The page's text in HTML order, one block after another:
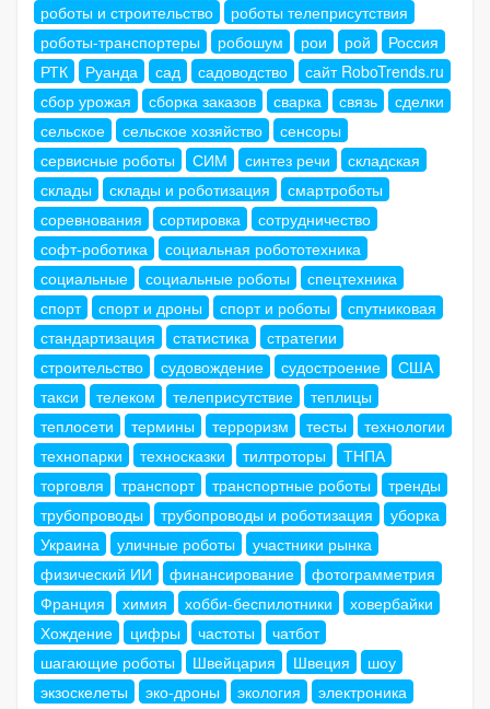
роботы и строительство
роботы телеприсутствия
роботы-транспортеры
робошум рои рой
Россия
РТК
Руанда сад садоводство
сайт RoboTrends.ru
сбор урожая
сборка заказов сварка связь
сделки
сельское
сельское хозяйство
сенсоры
сервисные роботы
СИМ синтез речи
складская
склады
склады и роботизация
смартроботы
соревнования
сортировка
сотрудничество
софт-роботика
социальная робототехника
социальные
социальные роботы
спецтехника
спорт
спорт и дроны спорт и роботы
спутниковая
стандартизация
статистика
стратегии
строительство
судовождение судостроение
США
такси
телеком телеприсутствие
теплицы
теплосети
термины терроризм тесты
технологии
технопарки
техносказки тилтроторы
ТНПА
торговля
транспорт транспортные роботы
тренды
трубопроводы
трубопроводы и роботизация
уборка
Украина
уличные роботы
участники рынка
физический ИИ
финансирование
фотограмметрия
Франция
химия хобби-беспилотники
ховербайки
Хождение
цифры частоты
чатбот
шагающие роботы
Швейцария Швеция
шоу
экзоскелеты
эко-дроны экология
электроника